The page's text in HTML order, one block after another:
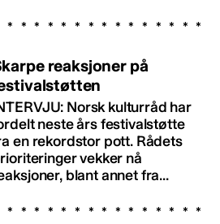
reaksjoner på
Norsk kulturråd har
neste års festivalstøtte
en rekordstor pott. Rådets
vekker nå
blant annet fra...